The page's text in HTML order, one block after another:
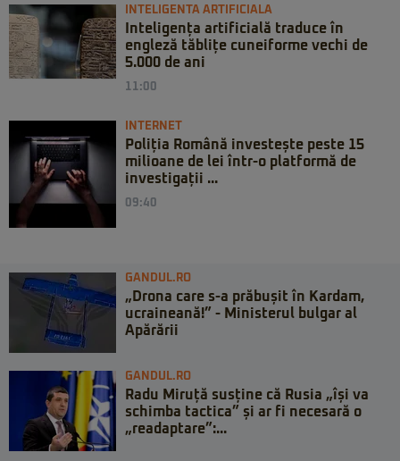
INTELIGENTA ARTIFICIALA
Inteligența artificială traduce în
engleză tăblițe cuneiforme vechi de
5.000 de ani
11:00
INTERNET
Poliția Română investește peste 15
milioane de lei într-o platformă de
investigații ...
09:40
GANDUL.RO
„Drona care s-a prăbușit în Kardam,
ucraineană!” - Ministerul bulgar al
Apărării
GANDUL.RO
Radu Miruță susține că Rusia „își va
schimba tactica” și ar fi necesară o
„readaptare”:...